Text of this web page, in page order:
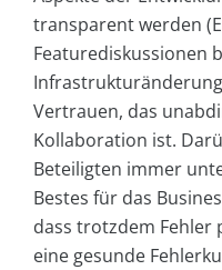
transparent werden
Featurediskussionen
Vertrauen, das
Kollaboration ist.
Beteiligten immer
Bestes für das
dass trotzdem Fehler
eine gesunde